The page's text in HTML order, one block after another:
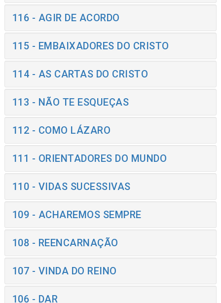
116 - AGIR DE ACORDO
115 - EMBAIXADORES DO CRISTO
114 - AS CARTAS DO CRISTO
113 - NÃO TE ESQUEÇAS
112 - COMO LÁZARO
111 - ORIENTADORES DO MUNDO
110 - VIDAS SUCESSIVAS
109 - ACHAREMOS SEMPRE
108 - REENCARNAÇÃO
107 - VINDA DO REINO
106 - DAR